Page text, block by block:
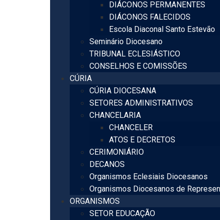
DIÁCONOS PERMANENTES
DIÁCONOS FALECIDOS
Escola Diaconal Santo Estevão
Seminário Diocesano
TRIBUNAL ECLESIÁSTICO
CONSELHOS E COMISSÕES
CÚRIA
CÚRIA DIOCESANA
SETORES ADMINISTRATIVOS
CHANCELARIA
CHANCELER
ATOS E DECRETOS
CERIMONIÁRIO
DECANOS
Organismos Eclesiais Diocesanos
Organismos Diocesanos de
ORGANISMOS
SETOR EDUCAÇÃO